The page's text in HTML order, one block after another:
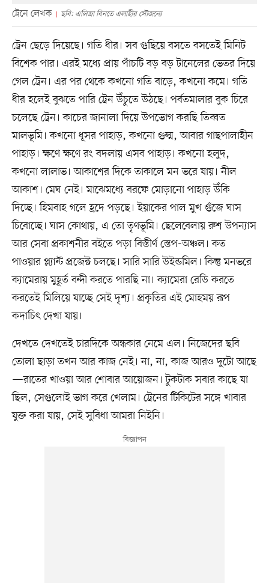
ট্রেনে লেখক ছবি: এলিজা বিনতে এলাহীর সৌজন্যে
ট্রেন ছেড়ে দিয়েছে। গতি ধীর। সব গুছিয়ে বসতে বসতেই মিনিট
বিশেক পার। এরই মধ্যে প্রায় পাঁচটি বড় বড় টানেলের ভেতর দিয়ে
গেল ট্রেন। এর পর থেকে কখনো গতি বাড়ে, কখনো কমে। গতি
ধীর হলেই বুঝতে পারি ট্রেন উঁচুতে উঠছে। পর্বতমালার বুক চিরে
চলেছে ট্রেন। কাচের জানালা দিয়ে উপভোগ করছি তিব্বত
মালভূমি। কখনো ধূসর পাহাড়, কখনো গুল্ম, আবার গাছপালাহীন
পাহাড়। ক্ষণে ক্ষণে রং বদলায় এসব পাহাড়। কখনো হলুদ,
কখনো লালাভ। আকাশের দিকে তাকালে মন ভরে যায়। নীল
আকাশ। মেঘ নেই। মাঝেমধ্যে বরফে মোড়ানো পাহাড় উঁকি
দিচ্ছে। হিমবাহ গলে হ্রদে পড়ছে। ইয়াকের পাল মুখ গুঁজে ঘাস
চিবোচ্ছে। ঘাস কোথায়, এ তো তৃণভূমি। ছেলেবেলায় রুশ উপন্যাস
আর সেবা প্রকাশনীর বইতে পড়া বিস্তীর্ণ স্তেপ-অঞ্চল। কত
পাওয়ার প্ল্যান্ট প্রজেক্ট চলছে। সারি সারি উইন্ডমিল। কিন্তু মনভরে
ক্যামেরায় মুহূর্ত বন্দী করতে পারছি না। ক্যামেরা রেডি করতে
করতেই মিলিয়ে যাচ্ছে সেই দৃশ্য। প্রকৃতির এই মোহময় রূপ
কদাচিৎ দেখা যায়।
দেখতে দেখতেই চারদিকে অন্ধকার নেমে এল। নিজেদের ছবি
তোলা ছাড়া তখন আর কাজ নেই। না, না, কাজ আরও দুটো আছে
—রাতের খাওয়া আর শোবার আয়োজন। টুকটাক সবার কাছে যা
ছিল, সেগুলোই ভাগ করে খেলাম। ট্রেনের টিকিটের সঙ্গে খাবার
যুক্ত করা যায়, সেই সুবিধা আমরা নিইনি।